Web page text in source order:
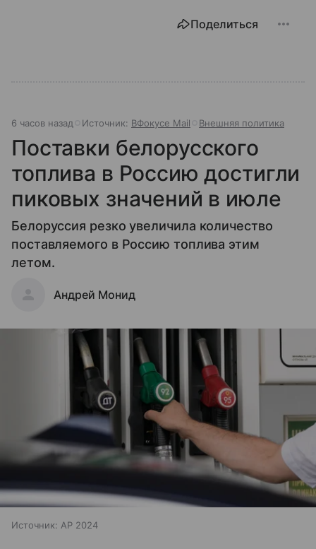
Поделиться
6 часов назад Источник: ВФокусе Mail Внешняя политика
Поставки белорусского
топлива в Россию достигли
пиковых значений в июле
Белоруссия резко увеличила количество
поставляемого в Россию топлива этим
летом.
Андрей Монид
Источник: AP 2024